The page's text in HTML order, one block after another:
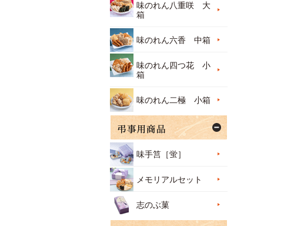
味のれん八重咲 大
箱
味のれん六香 中箱
味のれん四つ花 小
箱
味のれん二極 小箱
味手筥［蛍］
メモリアルセット
志のぶ菓